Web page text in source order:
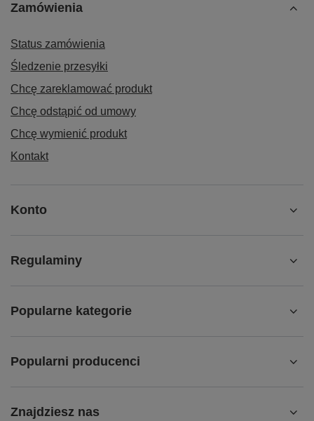
Zamówienia
Status zamówienia
Śledzenie przesyłki
Chcę zareklamować produkt
Chcę odstąpić od umowy
Chcę wymienić produkt
Kontakt
Konto
Regulaminy
Popularne kategorie
Popularni producenci
Znajdziesz nas